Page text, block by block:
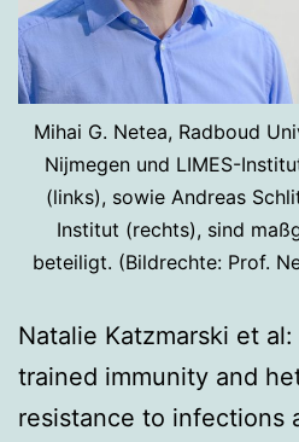
Mihai G. Netea, Radboud
Nijmegen und LIMES-
(links), sowie Andreas
Institut (rechts), sind
beteiligt. (Bildrechte: Prof.
Natalie Katzmarski et
trained immunity and
resistance to infections